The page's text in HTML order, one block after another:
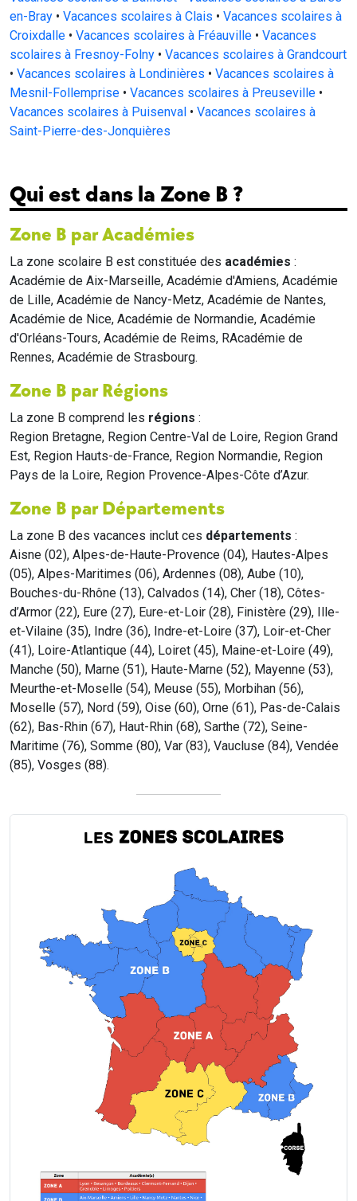
en-Bray • Vacances scolaires à Clais • Vacances scolaires à
Croixdalle • Vacances scolaires à Fréauville • Vacances
scolaires à Fresnoy-Folny • Vacances scolaires à Grandcourt
• Vacances scolaires à Londinières • Vacances scolaires à
Mesnil-Follemprise • Vacances scolaires à Preuseville •
Vacances scolaires à Puisenval • Vacances scolaires à
Saint-Pierre-des-Jonquières
Qui est dans la Zone B ?
Zone B par Académies
La zone scolaire B est constituée des académies :
Académie de Aix-Marseille, Académie d'Amiens, Académie
de Lille, Académie de Nancy-Metz, Académie de Nantes,
Académie de Nice, Académie de Normandie, Académie
d'Orléans-Tours, Académie de Reims, RAcadémie de
Rennes, Académie de Strasbourg.
Zone B par Régions
La zone B comprend les régions :
Region Bretagne, Region Centre-Val de Loire, Region Grand
Est, Region Hauts-de-France, Region Normandie, Region
Pays de la Loire, Region Provence-Alpes-Côte d’Azur.
Zone B par Départements
La zone B des vacances inclut ces départements :
Aisne (02), Alpes-de-Haute-Provence (04), Hautes-Alpes
(05), Alpes-Maritimes (06), Ardennes (08), Aube (10),
Bouches-du-Rhône (13), Calvados (14), Cher (18), Côtes-
d’Armor (22), Eure (27), Eure-et-Loir (28), Finistère (29), Ille-
et-Vilaine (35), Indre (36), Indre-et-Loire (37), Loir-et-Cher
(41), Loire-Atlantique (44), Loiret (45), Maine-et-Loire (49),
Manche (50), Marne (51), Haute-Marne (52), Mayenne (53),
Meurthe-et-Moselle (54), Meuse (55), Morbihan (56),
Moselle (57), Nord (59), Oise (60), Orne (61), Pas-de-Calais
(62), Bas-Rhin (67), Haut-Rhin (68), Sarthe (72), Seine-
Maritime (76), Somme (80), Var (83), Vaucluse (84), Vendée
(85), Vosges (88).